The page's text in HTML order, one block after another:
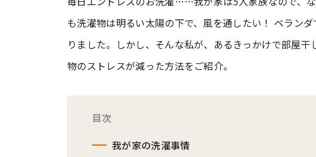
#渡邊大地の令和的ワーパパ道
も洗濯物は明るい太陽の下で、風を通したい！ ベラン
りました。しかし、そんな私が、あるきっかけで部屋
物のストレスが減った方法をご紹介。
目次
我が家の洗濯事情